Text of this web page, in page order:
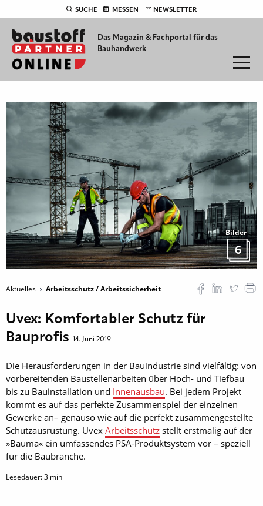
SUCHE MESSEN NEWSLETTER
Das Magazin & Fachportal für das
Bauhandwerk
Bilder
6
Aktuelles Arbeitsschutz / Arbeitssicherheit
Uvex: Komfortabler Schutz für
Bauprofis 14. Juni 2019
Die Herausforderungen in der Bauindustrie sind vielfältig: von
vorbereitenden Baustellenarbeiten über Hoch- und Tiefbau
bis zu Bauinstallation und Innenausbau. Bei jedem Projekt
kommt es auf das perfekte Zusammenspiel der einzelnen
Gewerke an­– genauso wie auf die perfekt zusammengestellte
Schutzausrüstung. Uvex Arbeitsschutz stellt erstmalig auf der
»Bauma« ein umfassendes PSA-Produktsystem vor – speziell
für die Baubranche.
Lesedauer:3 min